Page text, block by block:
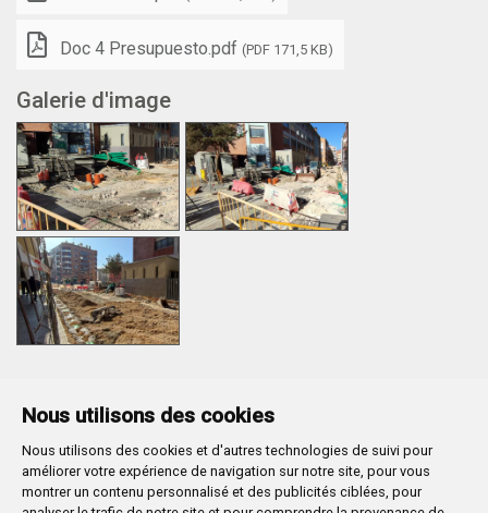
Nous utilisons des cookies
Nous utilisons des cookies et d'autres technologies de suivi pour
améliorer votre expérience de navigation sur notre site, pour vous
montrer un contenu personnalisé et des publicités ciblées, pour
Doc 4 Presupuesto.pdf (PDF 171,5 KB)
Galerie d'image
Plaza Mayor 1- 09071BURGOS
947 288 800 CIF: P-0906100-C